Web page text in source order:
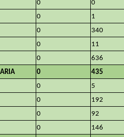
0
0
0
1
0
340
0
11
0
636
0
435
0
5
0
192
0
92
0
146